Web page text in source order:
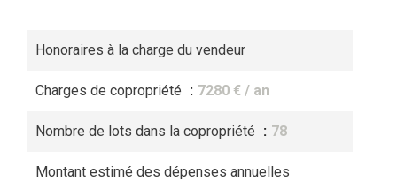
Honoraires à la charge du vendeur
Charges de copropriété 7280 € / an
Nombre de lots dans la copropriété 78
Montant estimé des dépenses annuelles